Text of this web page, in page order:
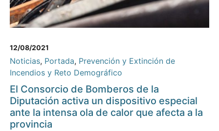
12/08/2021
Noticias, Portada, Prevención y Extinción de
Incendios y Reto Demográfico
El Consorcio de Bomberos de la
Diputación activa un dispositivo especial
ante la intensa ola de calor que afecta a la
provincia